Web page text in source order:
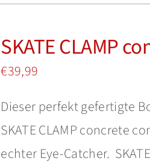
SKATE CLAMP
€39,99
Dieser perfekt gefertigte
SKATE CLAMP concrete
echter Eye-Catcher.